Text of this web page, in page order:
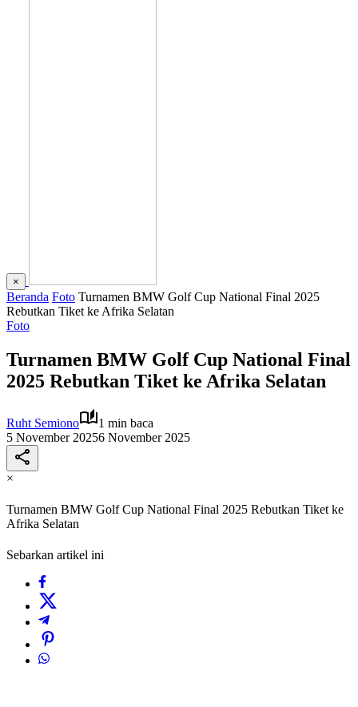
×
Beranda Foto Turnamen BMW Golf Cup National Final 2025
Rebutkan Tiket ke Afrika Selatan
Foto
Turnamen BMW Golf Cup National Final
2025 Rebutkan Tiket ke Afrika Selatan
Ruht Semiono
1 min baca
5 November 20256 November 2025
×
Turnamen BMW Golf Cup National Final 2025 Rebutkan Tiket ke
Afrika Selatan
Sebarkan artikel ini